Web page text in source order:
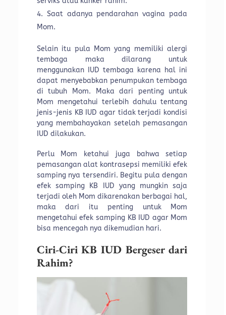
Saat adanya pendarahan vagina pada
Mom.
Selain itu pula Mom yang memiliki alergi
tembaga maka dilarang untuk
menggunakan IUD tembaga karena hal ini
dapat menyebabkan penumpukan tembaga
di tubuh Mom. Maka dari penting untuk
Mom mengetahui terlebih dahulu tentang
jenis-jenis KB IUD agar tidak terjadi kondisi
yang membahayakan setelah pemasangan
IUD dilakukan.
Perlu Mom ketahui juga bahwa setiap
pemasangan alat kontrasepsi memiliki efek
samping nya tersendiri. Begitu pula dengan
efek samping KB IUD yang mungkin saja
terjadi oleh Mom dikarenakan berbagai hal,
maka dari itu penting untuk Mom
mengetahui efek samping KB IUD agar Mom
bisa mencegah nya dikemudian hari.
Ciri-Ciri KB IUD Bergeser dari
Rahim?